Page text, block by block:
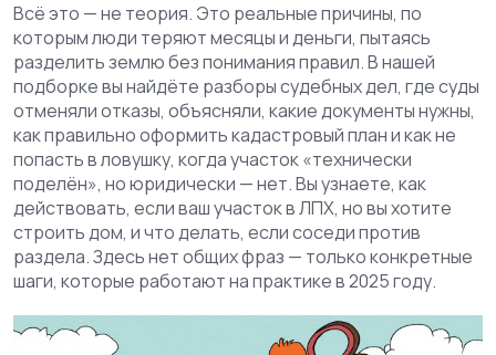
Всё это — не теория. Это реальные причины, по
которым люди теряют месяцы и деньги, пытаясь
разделить землю без понимания правил. В нашей
подборке вы найдёте разборы судебных дел, где суды
отменяли отказы, объясняли, какие документы нужны,
как правильно оформить кадастровый план и как не
попасть в ловушку, когда участок «технически
поделён», но юридически — нет. Вы узнаете, как
действовать, если ваш участок в ЛПХ, но вы хотите
строить дом, и что делать, если соседи против
раздела. Здесь нет общих фраз — только конкретные
шаги, которые работают на практике в 2025 году.